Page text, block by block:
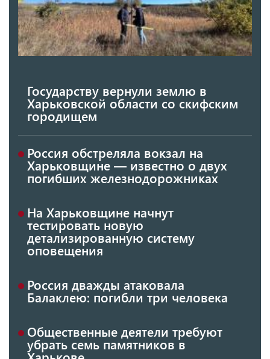
Государству вернули землю в
Харьковской области со скифским
городищем
Россия обстреляла вокзал на
Харьковщине — известно о двух
погибших железнодорожниках
На Харьковщине начнут
тестировать новую
детализированную систему
оповещения
Россия дважды атаковала
Балаклею: погибли три человека
Общественные деятели требуют
убрать семь памятников в